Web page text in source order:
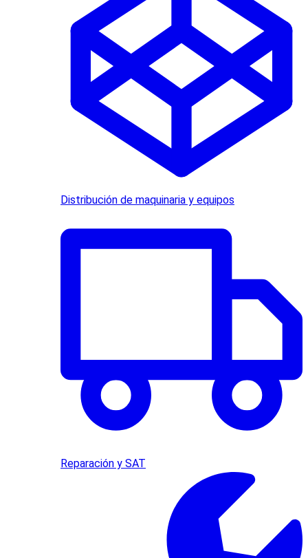
Distribución de maquinaria y equipos
Reparación y SAT